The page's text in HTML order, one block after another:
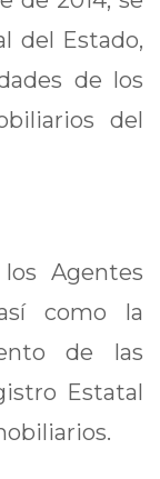
del Estado,
de los
del
Agentes
como la
de las
Estatal